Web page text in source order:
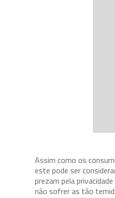
Assim como os
este pode ser
prezam pela
não sofrer as tão